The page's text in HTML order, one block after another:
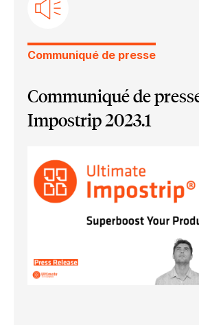
Ultimate Impostrip Scalable
Impression par le Web
Communiqué de presse
Communiqué de
Impostrip 2023.1